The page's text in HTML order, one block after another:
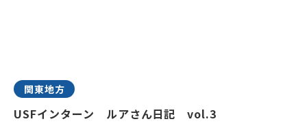
関東地方
USFインターン ルアさん日記 vol.3